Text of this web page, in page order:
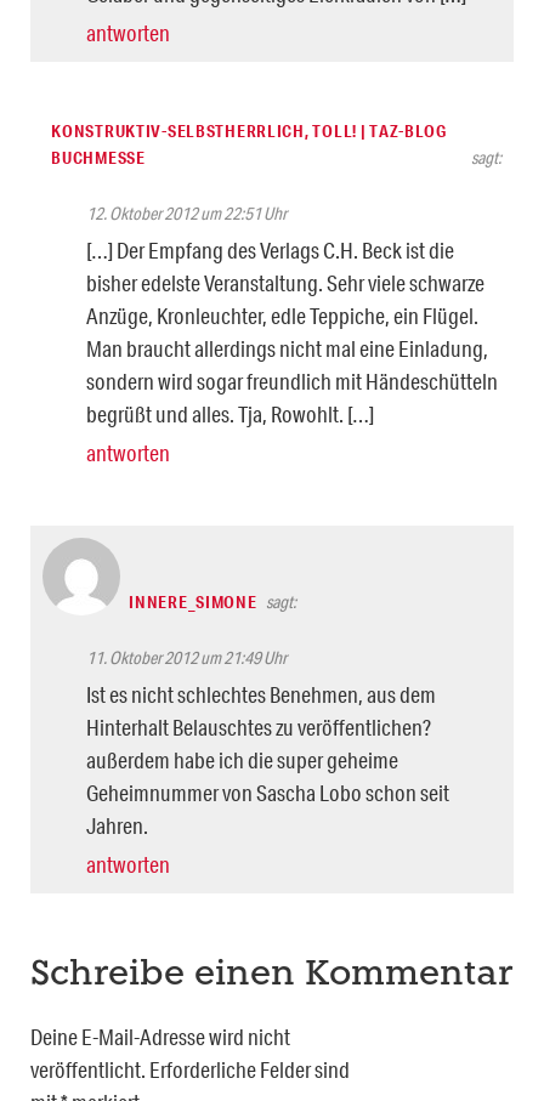
antworten
KONSTRUKTIV-SELBSTHERRLICH, TOLL! | TAZ-BLOG
BUCHMESSE
sagt:
12. Oktober 2012 um 22:51 Uhr
[…] Der Empfang des Verlags C.H. Beck ist die
bisher edelste Veranstaltung. Sehr viele schwarze
Anzüge, Kronleuchter, edle Teppiche, ein Flügel.
Man braucht allerdings nicht mal eine Einladung,
sondern wird sogar freundlich mit Händeschütteln
begrüßt und alles. Tja, Rowohlt. […]
antworten
INNERE_SIMONE sagt:
11. Oktober 2012 um 21:49 Uhr
Ist es nicht schlechtes Benehmen, aus dem
Hinterhalt Belauschtes zu veröffentlichen?
außerdem habe ich die super geheime
Geheimnummer von Sascha Lobo schon seit
Jahren.
antworten
Schreibe einen Kommentar
Deine E-Mail-Adresse wird nicht
veröffentlicht. Erforderliche Felder sind